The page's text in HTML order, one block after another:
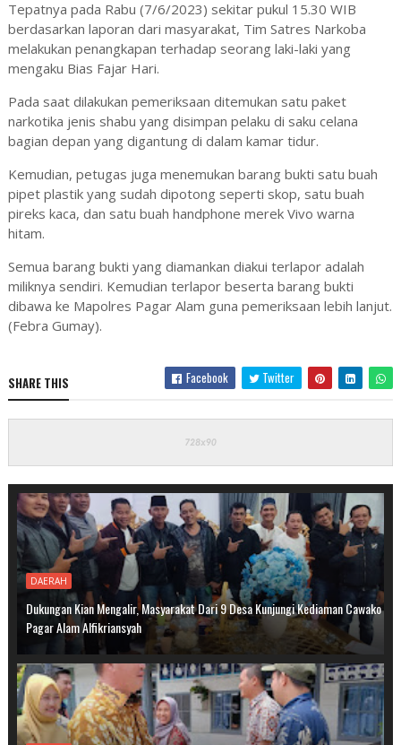
Tepatnya pada Rabu (7/6/2023) sekitar pukul 15.30 WIB
berdasarkan laporan dari masyarakat, Tim Satres Narkoba
melakukan penangkapan terhadap seorang laki-laki yang
mengaku Bias Fajar Hari.
Pada saat dilakukan pemeriksaan ditemukan satu paket
narkotika jenis shabu yang disimpan pelaku di saku celana
bagian depan yang digantung di dalam kamar tidur.
Kemudian, petugas juga menemukan barang bukti satu buah
pipet plastik yang sudah dipotong seperti skop, satu buah
pireks kaca, dan satu buah handphone merek Vivo warna
hitam.
Semua barang bukti yang diamankan diakui terlapor adalah
miliknya sendiri. Kemudian terlapor beserta barang bukti
dibawa ke Mapolres Pagar Alam guna pemeriksaan lebih lanjut.
(Febra Gumay).
SHARE THIS Facebook Twitter
DAERAH
Dukungan Kian Mengalir, Masyarakat Dari 9 Desa Kunjungi Kediaman Cawako
Pagar Alam Alfikriansyah